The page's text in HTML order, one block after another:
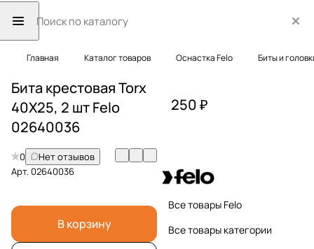
Главная Каталог товаров Оснастка Felo Биты и
Бита крестовая Torx
40X25, 2 шт Felo
02640036
0
Нет отзывов
Арт.02640036
В корзину
250 ₽
Все товары Felo
Все товары категории